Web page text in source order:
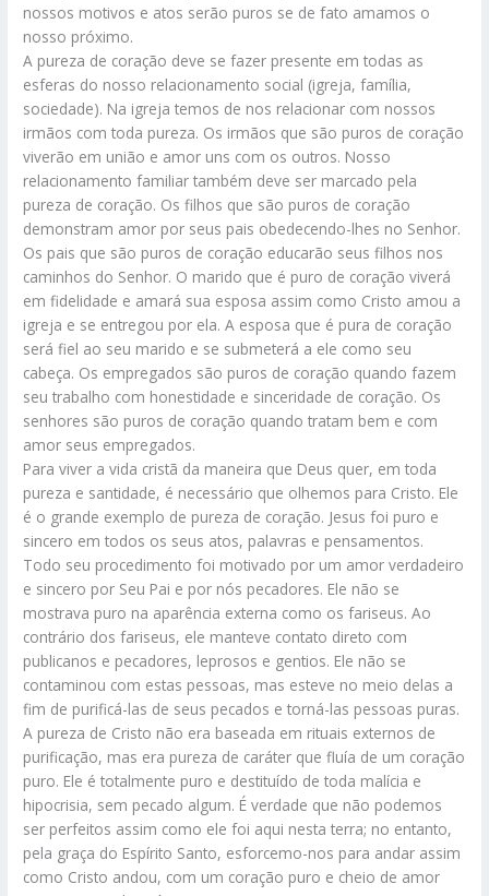
nossos motivos e atos serão puros se de fato amamos o
nosso próximo.
A pureza de coração deve se fazer presente em todas as
esferas do nosso relacionamento social (igreja, família,
sociedade). Na igreja temos de nos relacionar com nossos
irmãos com toda pureza. Os irmãos que são puros de coração
viverão em união e amor uns com os outros. Nosso
relacionamento familiar também deve ser marcado pela
pureza de coração. Os filhos que são puros de coração
demonstram amor por seus pais obedecendo-lhes no Senhor.
Os pais que são puros de coração educarão seus filhos nos
caminhos do Senhor. O marido que é puro de coração viverá
em fidelidade e amará sua esposa assim como Cristo amou a
igreja e se entregou por ela. A esposa que é pura de coração
será fiel ao seu marido e se submeterá a ele como seu
cabeça. Os empregados são puros de coração quando fazem
seu trabalho com honestidade e sinceridade de coração. Os
senhores são puros de coração quando tratam bem e com
amor seus empregados.
Para viver a vida cristã da maneira que Deus quer, em toda
pureza e santidade, é necessário que olhemos para Cristo. Ele
é o grande exemplo de pureza de coração. Jesus foi puro e
sincero em todos os seus atos, palavras e pensamentos.
Todo seu procedimento foi motivado por um amor verdadeiro
e sincero por Seu Pai e por nós pecadores. Ele não se
mostrava puro na aparência externa como os fariseus. Ao
contrário dos fariseus, ele manteve contato direto com
publicanos e pecadores, leprosos e gentios. Ele não se
contaminou com estas pessoas, mas esteve no meio delas a
fim de purificá-las de seus pecados e torná-las pessoas puras.
A pureza de Cristo não era baseada em rituais externos de
purificação, mas era pureza de caráter que fluía de um coração
puro. Ele é totalmente puro e destituído de toda malícia e
hipocrisia, sem pecado algum. É verdade que não podemos
ser perfeitos assim como ele foi aqui nesta terra; no entanto,
pela graça do Espírito Santo, esforcemo-nos para andar assim
como Cristo andou, com um coração puro e cheio de amor